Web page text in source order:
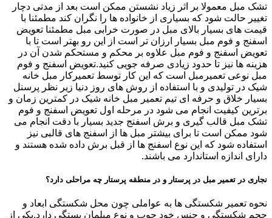
تشک مبل معمولا بر اثر زیاد نشستن ممکن است بعد از مدتی دچار
تغییر حالت شود که بسیاری از خانواده ها را نگران کند مطمئنا با
قیمت های بسیار بالای مبل در صورت خرابی مبل مطمئنا تعویض
اسفنج و فوم مبل بسیار ارزان تر است از این رو بهتر است تا با
تعویض اسفنج و فوم مبل علاوه بر محکم و مستحکم شدن آن در
هزینه ها نیز تا حدود زیادی صرفه جویی کنید.تعویض اسفنج و فوم
مبل نوعی تعمیرمبل است که این کار توسط تعمیرکار مبل خانه
شیک در تولیدی و با استفاده از روش های روز دنیا زیر نظر پرسنل
بسیار خلاق و حرفه ای تیم تعمیر مبل خانه شیک در کمترین زمان و
برترین کیفیت انجام می شود در مرحله اول تعویض اسفنج و فوم
تشک مبل قالب گیری و برش اسفنج جدید بسیار با دقت انجام می
شود ممکن است تا برای بیشتر مبل ها از اسفنج های قالبی نیز
استفاده شود که این نوع اسفنج ها از قبل برش داده شده هستند و
دارای اندازه استاندارد می باشند.
نجاری در تعمیر مبل در پرستار و در منطقه پرستار چه مراحلی دارد؟
نحوه تعمیر شکستگی ها به عواملی چون محل شکستگی ابعاد و
حجم شکستگی و جنس خود چوب و نوع مبلمان بستگی دارد.یکی از